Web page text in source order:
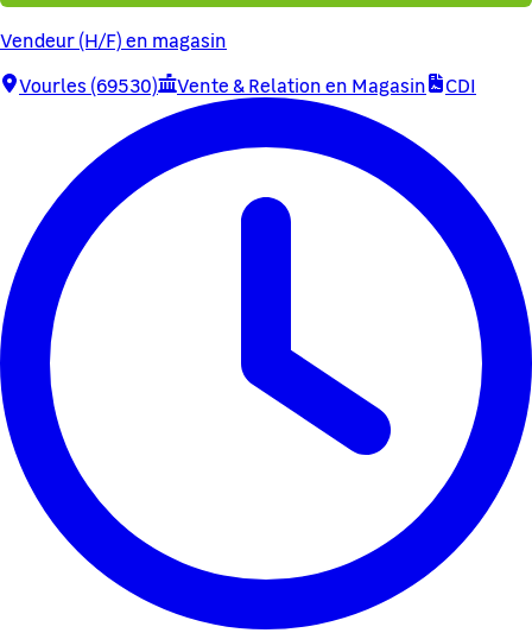
Vendeur (H/F) en magasin
Vourles (69530)
Vente & Relation en Magasin CDI